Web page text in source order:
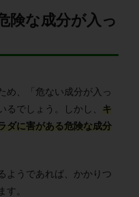
険な成分が入っ
め、「危ない成分が入っ
でしょう。しかし、 キ
ダに害がある危険な成分
ようであれば、かかりつ
す。